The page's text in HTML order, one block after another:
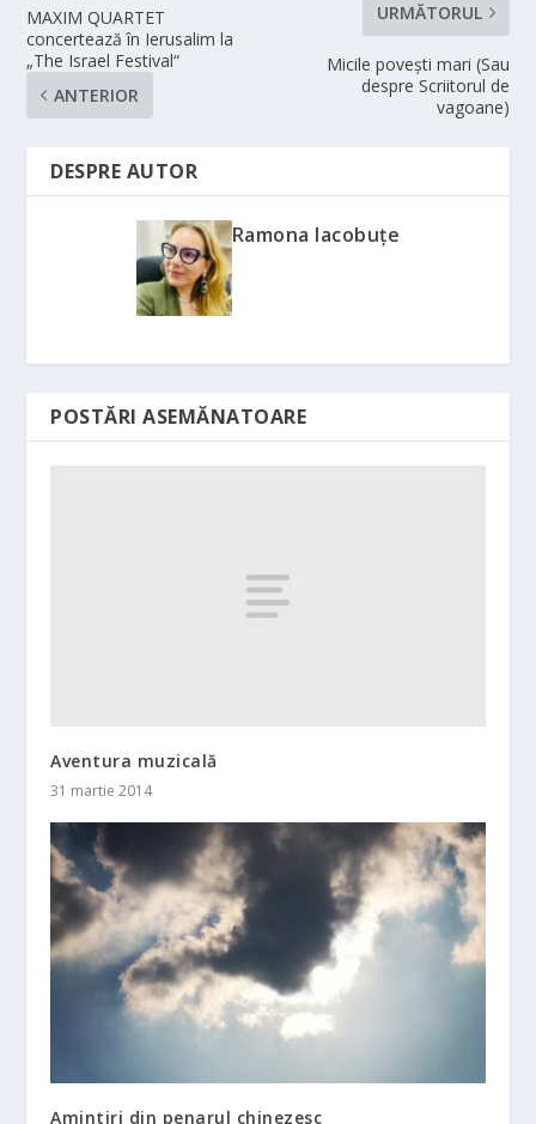
MAXIM QUARTET
concertează în Ierusalim la
„The Israel Festival“
ANTERIOR
URMĂTORUL
Micile poveşti mari (Sau
despre Scriitorul de
vagoane)
DESPRE AUTOR
Ramona Iacobuțe
POSTĂRI ASEMĂNATOARE
Aventura muzicală
31 martie 2014
Amintiri din penarul chinezesc